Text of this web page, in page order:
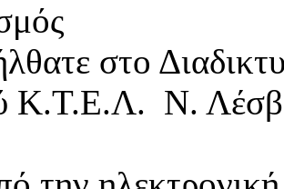
στο
Κ.Τ.Ε.Λ. Ν.